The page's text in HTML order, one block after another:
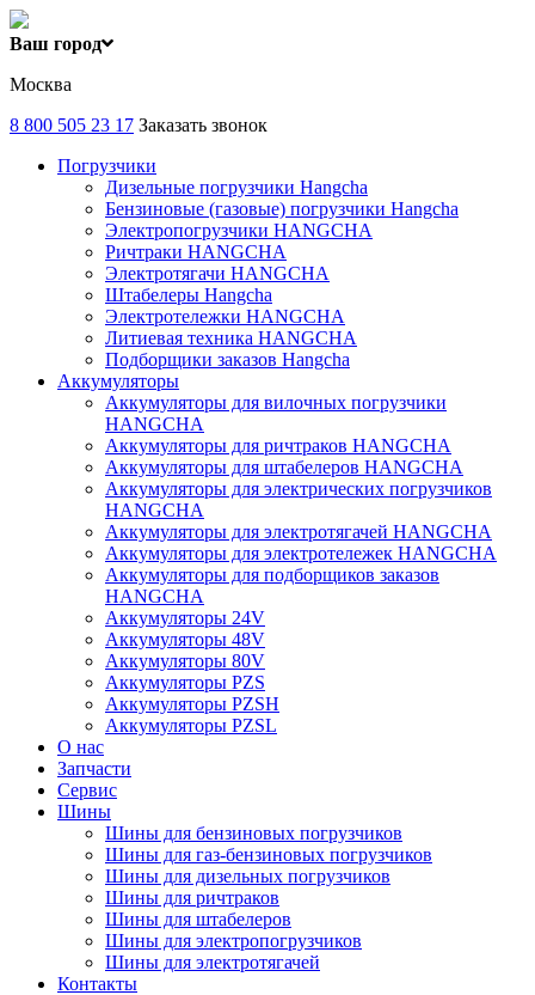
Ваш город
Москва
8 800 505 23 17 Заказать звонок
Погрузчики
Дизельные погрузчики Hangcha
Бензиновые (газовые) погрузчики Hangcha
Электропогрузчики HANGCHA
Ричтраки HANGCHA
Электротягачи HANGCHA
Штабелеры Hangcha
Электротележки HANGCHA
Литиевая техника HANGCHA
Подборщики заказов Hangcha
Аккумуляторы
Аккумуляторы для вилочных погрузчики
HANGCHA
Аккумуляторы для ричтраков HANGCHA
Аккумуляторы для штабелеров HANGCHA
Аккумуляторы для электрических погрузчиков
HANGCHA
Аккумуляторы для электротягачей HANGCHA
Аккумуляторы для электротележек HANGCHA
Аккумуляторы для подборщиков заказов
HANGCHA
Аккумуляторы 24V
Аккумуляторы 48V
Аккумуляторы 80V
Аккумуляторы PZS
Аккумуляторы PZSH
Аккумуляторы PZSL
О нас
Запчасти
Сервис
Шины
Шины для бензиновых погрузчиков
Шины для газ-бензиновых погрузчиков
Шины для дизельных погрузчиков
Шины для ричтраков
Шины для штабелеров
Шины для электропогрузчиков
Шины для электротягачей
Контакты